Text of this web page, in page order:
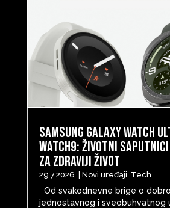
Samsung Galaxy Watch
Watch9: životni
za zdraviji život
29.7.2026. Novi uređaji Tech
Od svakodnevne brige o
jednostavnog i sveobuhvatnog